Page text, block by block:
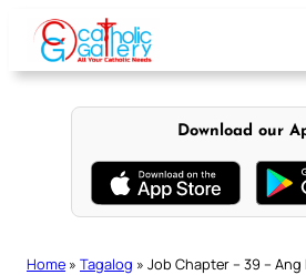
content
Download our
Home » Tagalog » Job Chapter – 39 –